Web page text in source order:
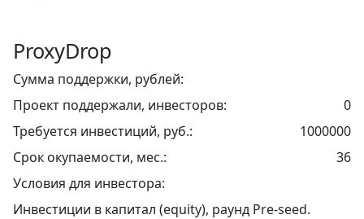
ProxyDrop
Сумма поддержки, рублей:
Проект поддержали, инвесторов:
0
Требуется инвестиций, руб.:
1000000
Срок окупаемости, мес.:
36
Условия для инвестора:
Инвестиции в капитал (equity), раунд Pre-seed.